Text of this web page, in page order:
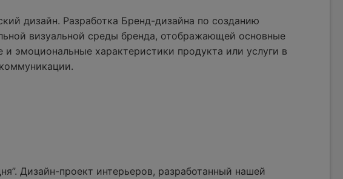
дизайн. Разработка Бренд-дизайна по созданию
визуальной среды бренда, отображающей основные
и эмоциональные характеристики продукта или услуги в
Дизайн-проект интерьеров, разработанный нашей